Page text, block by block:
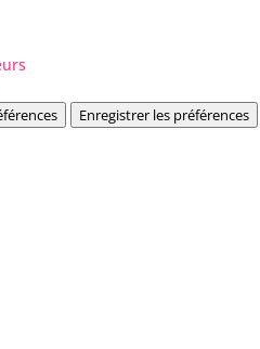
Enregistrer les préférences